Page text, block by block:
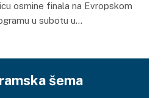
osmine finala na Evropskom
u subotu u…
šema